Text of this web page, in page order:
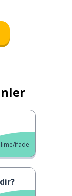
ifade